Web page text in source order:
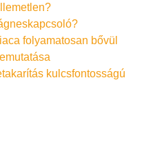
folyamatosan bővül
kulcsfontosságú